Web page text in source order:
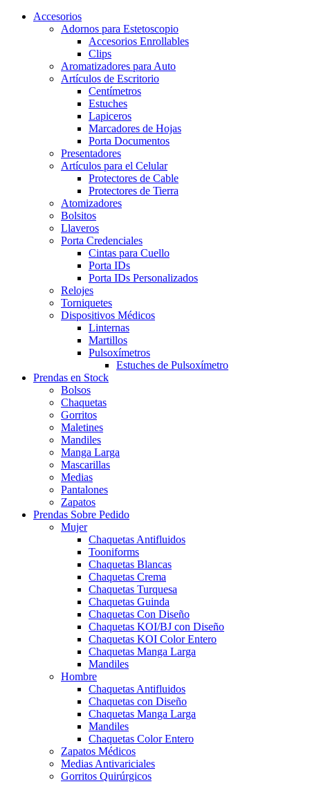
Accesorios
Adornos para Estetoscopio
Accesorios Enrollables
Clips
Aromatizadores para Auto
Artículos de Escritorio
Centímetros
Estuches
Lapiceros
Marcadores de Hojas
Porta Documentos
Presentadores
Artículos para el Celular
Protectores de Cable
Protectores de Tierra
Atomizadores
Bolsitos
Llaveros
Porta Credenciales
Cintas para Cuello
Porta IDs
Porta IDs Personalizados
Relojes
Torniquetes
Dispositivos Médicos
Linternas
Martillos
Pulsoxímetros
Estuches de Pulsoxímetro
Prendas en Stock
Bolsos
Chaquetas
Gorritos
Maletines
Mandiles
Manga Larga
Mascarillas
Medias
Pantalones
Zapatos
Prendas Sobre Pedido
Mujer
Chaquetas Antifluidos
Tooniforms
Chaquetas Blancas
Chaquetas Crema
Chaquetas Turquesa
Chaquetas Guinda
Chaquetas Con Diseño
Chaquetas KOI/BJ con Diseño
Chaquetas KOI Color Entero
Chaquetas Manga Larga
Mandiles
Hombre
Chaquetas Antifluidos
Chaquetas con Diseño
Chaquetas Manga Larga
Mandiles
Chaquetas Color Entero
Zapatos Médicos
Medias Antivariciales
Gorritos Quirúrgicos